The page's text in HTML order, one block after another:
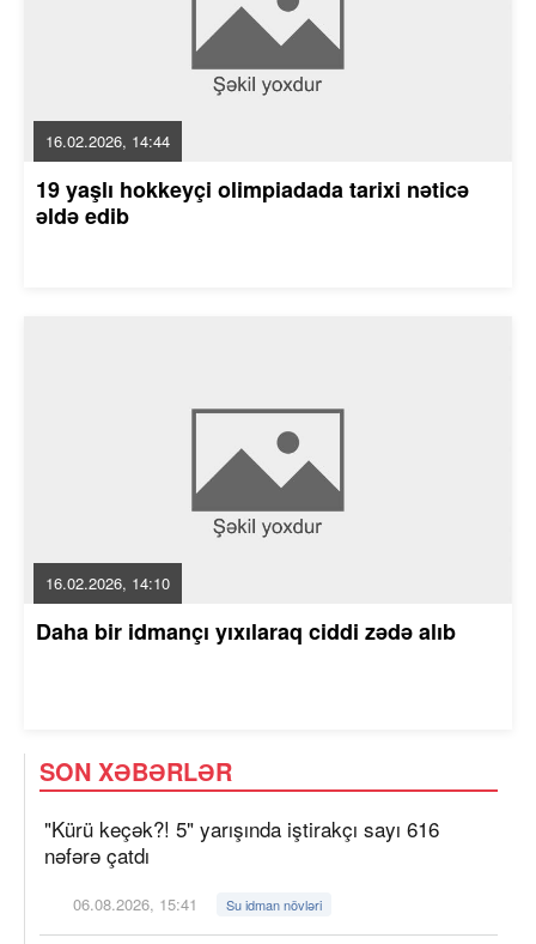
16.02.2026, 14:44
19 yaşlı hokkeyçi olimpiadada tarixi nəticə
əldə edib
16.02.2026, 14:10
Daha bir idmançı yıxılaraq ciddi zədə alıb
SON XƏBƏRLƏR
"Kürü keçək?! 5" yarışında iştirakçı sayı 616
nəfərə çatdı
06.08.2026, 15:41 Su idman növləri